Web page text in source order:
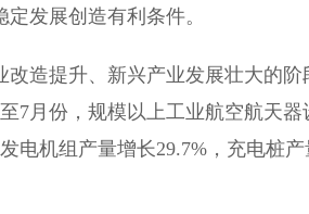
发展创造有利条件。
提升、新兴产业发展壮大的阶
7月份，规模以上工业航空航天
电机组产量增长29.7%，充电桩